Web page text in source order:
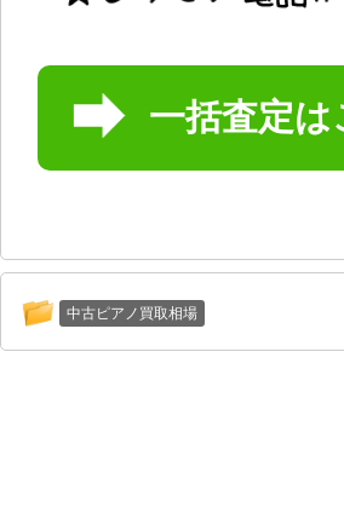
一括査定
中古ピアノ買取相場